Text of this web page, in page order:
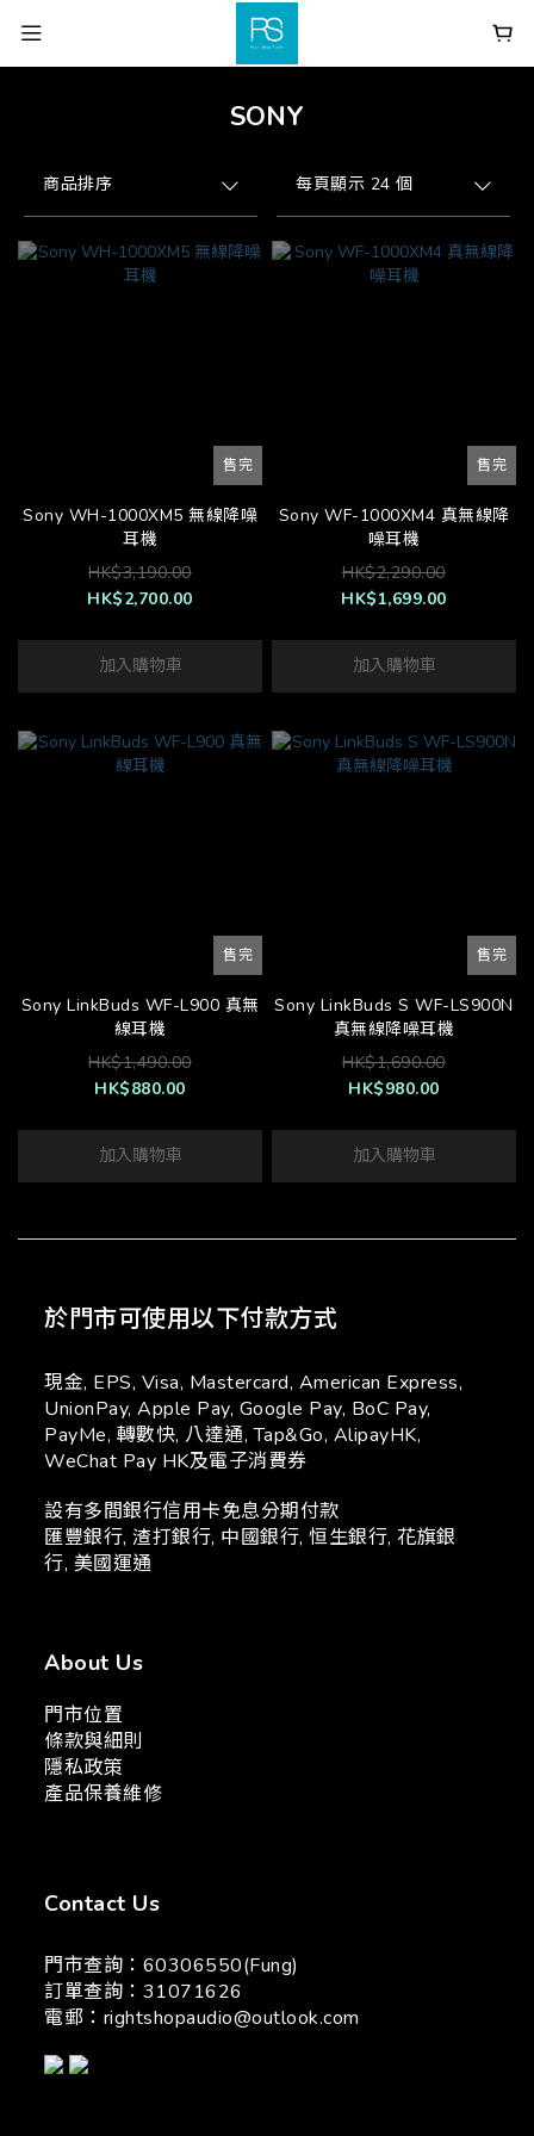
SONY
商品排序 每頁顯示 24 個
售完
Sony WH-1000XM5 無線降噪
耳機
HK$3,190.00
HK$2,700.00
加入購物車
售完
Sony WF-1000XM4 真無線降
噪耳機
HK$2,290.00
HK$1,699.00
加入購物車
售完
Sony LinkBuds WF-L900 真無
線耳機
HK$1,490.00
HK$880.00
加入購物車
售完
Sony LinkBuds S WF-LS900N
真無線降噪耳機
HK$1,690.00
HK$980.00
加入購物車
於門市可使用以下付款方式
現金, EPS, Visa, Mastercard, American Express,
UnionPay, Apple Pay, Google Pay, BoC Pay,
PayMe, 轉數快, 八達通, Tap&Go, AlipayHK,
WeChat Pay HK及電子消費券
設有多間銀行信用卡免息分期付款
匯豐銀行, 渣打銀行, 中國銀行, 恒生銀行, 花旗銀
行, 美國運通
About Us
門市位置
條款與細則
隱私政策
產品保養維修
Contact Us
門市查詢：60306550(Fung)
訂單查詢：31071626
電郵： rightshopaudio@outlook.com